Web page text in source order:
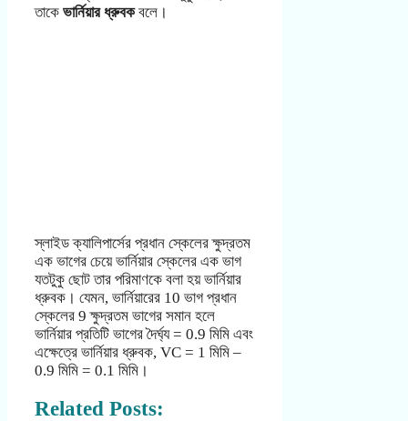
তাকে ভার্নিয়ার ধ্রুবকবলে।
স্লাইড ক্যালিপার্সের প্রধান স্কেলের ক্ষুদ্রতম
এক ভাগের চেয়ে ভার্নিয়ার স্কেলের এক ভাগ
যতটুকু ছোট তার পরিমাণকে বলা হয় ভার্নিয়ার
ধ্রুবক। যেমন, ভার্নিয়ারের 10 ভাগ প্রধান
স্কেলের 9 ক্ষুদ্রতম ভাগের সমান হলে
ভার্নিয়ার প্রতিটি ভাগের দৈর্ঘ্য = 0.9 মিমি এবং
এক্ষেত্রে ভার্নিয়ার ধ্রুবক, VC = 1 মিমি –
0.9 মিমি = 0.1 মিমি।
Related Posts: